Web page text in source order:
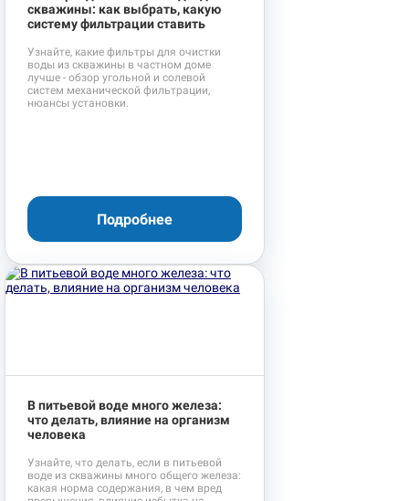
скважины: как выбрать, какую
систему фильтрации ставить
Узнайте, какие фильтры для очистки
воды из скважины в частном доме
лучше - обзор угольной и солевой
систем механической фильтрации,
нюансы установки.
Подробнее
В питьевой воде много железа:
что делать, влияние на организм
человека
Узнайте, что делать, если в питьевой
воде из скважины много общего железа:
какая норма содержания, в чем вред